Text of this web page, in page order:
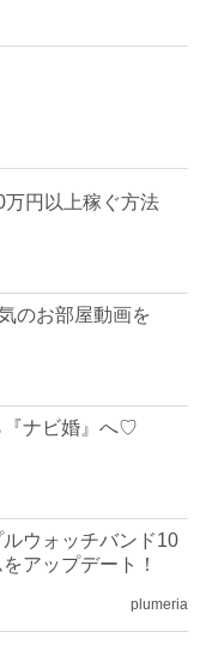
万円以上稼ぐ方法
のお部屋動画を
『ナビ婚』へ♡
ルウォッチバンド10
アップデート！
plumeria